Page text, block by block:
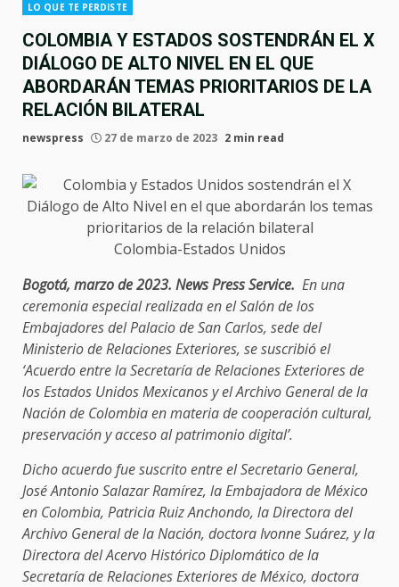
LO QUE TE PERDISTE
COLOMBIA Y ESTADOS SOSTENDRÁN EL X
DIÁLOGO DE ALTO NIVEL EN EL QUE
ABORDARÁN TEMAS PRIORITARIOS DE LA
RELACIÓN BILATERAL
newspress 27 de marzo de 2023 2 min read
Colombia-Estados Unidos
Bogotá, marzo de 2023. News Press Service. En una
ceremonia especial realizada en el Salón de los
Embajadores del Palacio de San Carlos, sede del
Ministerio de Relaciones Exteriores, se suscribió el
‘Acuerdo entre la Secretaría de Relaciones Exteriores de
los Estados Unidos Mexicanos y el Archivo General de la
Nación de Colombia en materia de cooperación cultural,
preservación y acceso al patrimonio digital’.
Dicho acuerdo fue suscrito entre el Secretario General,
José Antonio Salazar Ramírez, la Embajadora de México
en Colombia, Patricia Ruiz Anchondo, la Directora del
Archivo General de la Nación, doctora Ivonne Suárez, y la
Directora del Acervo Histórico Diplomático de la
Secretaría de Relaciones Exteriores de México, doctora